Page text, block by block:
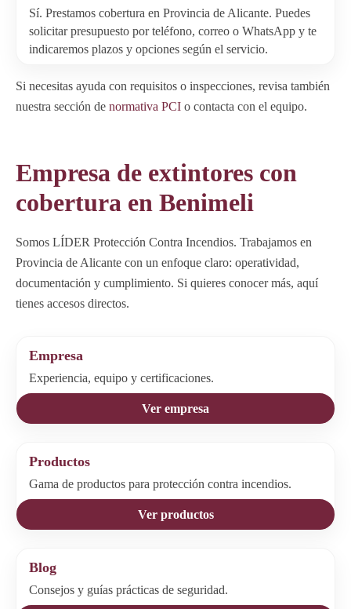
Sí. Prestamos cobertura en Provincia de Alicante. Puedes
solicitar presupuesto por teléfono, correo o WhatsApp y te
indicaremos plazos y opciones según el servicio.
Si necesitas ayuda con requisitos o inspecciones, revisa también
nuestra sección de normativa PCI o contacta con el equipo.
Empresa de extintores con
cobertura en Benimeli
Somos LÍDER Protección Contra Incendios. Trabajamos en
Provincia de Alicante con un enfoque claro: operatividad,
documentación y cumplimiento. Si quieres conocer más, aquí
tienes accesos directos.
Empresa
Experiencia, equipo y certificaciones.
Ver empresa
Productos
Gama de productos para protección contra incendios.
Ver productos
Blog
Consejos y guías prácticas de seguridad.